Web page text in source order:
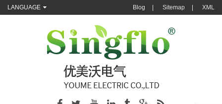
LANGUAGE Blog Sitemap XML